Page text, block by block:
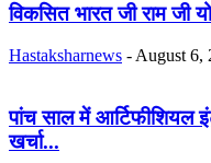
विकसित भारत जी राम
Hastaksharnews - August 6,
पांच साल में
खर्चा...